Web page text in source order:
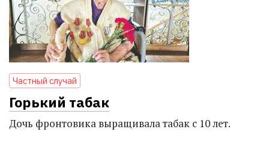
Частный случай
Горький табак
Дочь фронтовика выращивала табак с 10 лет.